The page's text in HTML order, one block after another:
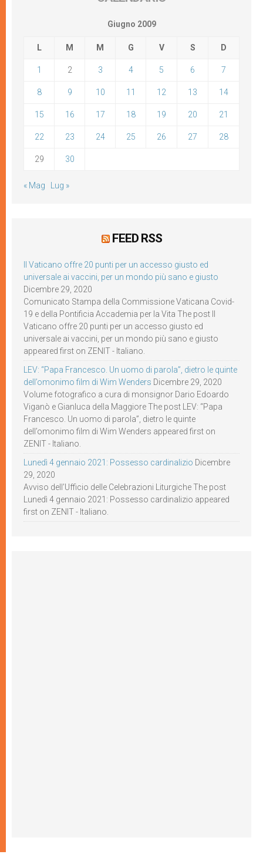
Giugno 2009
L M M G V S D
1 2 3 4 5 6 7
8 9 10 11 12 13 14
15 16 17 18 19 20 21
22 23 24 25 26 27 28
29 30
« Mag Lug »
FEED RSS
Il Vaticano offre 20 punti per un accesso giusto ed
universale ai vaccini, per un mondo più sano e giusto
Dicembre 29, 2020
Comunicato Stampa della Commissione Vaticana Covid-
19 e della Pontificia Accademia per la Vita The post Il
Vaticano offre 20 punti per un accesso giusto ed
universale ai vaccini, per un mondo più sano e giusto
appeared first on ZENIT - Italiano.
LEV: “Papa Francesco. Un uomo di parola”, dietro le quinte
dell’omonimo film di Wim Wenders Dicembre 29, 2020
Volume fotografico a cura di monsignor Dario Edoardo
Viganò e Gianluca della Maggiore The post LEV: “Papa
Francesco. Un uomo di parola”, dietro le quinte
dell’omonimo film di Wim Wenders appeared first on
ZENIT - Italiano.
Lunedì 4 gennaio 2021: Possesso cardinalizio Dicembre
29, 2020
Avviso dell’Ufficio delle Celebrazioni Liturgiche The post
Lunedì 4 gennaio 2021: Possesso cardinalizio appeared
first on ZENIT - Italiano.